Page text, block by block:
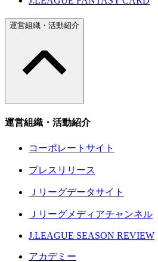
運営組織・活動紹介
運営組織・活動紹介
コーポレートサイト
プレスリリース
Ｊリーグデータサイト
Ｊリーグメディアチャンネル
J.LEAGUE SEASON REVIEW
アカデミー